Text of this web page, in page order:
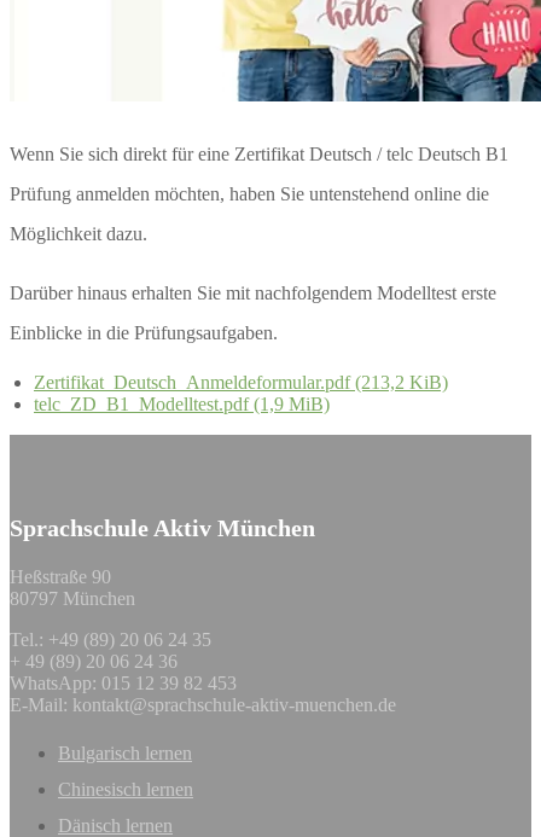
Wenn Sie sich direkt für eine Zertifikat Deutsch / telc Deutsch B1
Prüfung anmelden möchten, haben Sie untenstehend online die
Möglichkeit dazu.
Darüber hinaus erhalten Sie mit nachfolgendem Modelltest erste
Einblicke in die Prüfungsaufgaben.
Zertifikat_Deutsch_Anmeldeformular.pdf (213,2 KiB)
telc_ZD_B1_Modelltest.pdf (1,9 MiB)
Sprachschule Aktiv München
Heßstraße 90
80797 München
Tel.: +49 (89) 20 06 24 35
+ 49 (89) 20 06 24 36
WhatsApp: 015 12 39 82 453
E-Mail: kontakt@sprachschule-aktiv-muenchen.de
Bulgarisch lernen
Chinesisch lernen
Dänisch lernen